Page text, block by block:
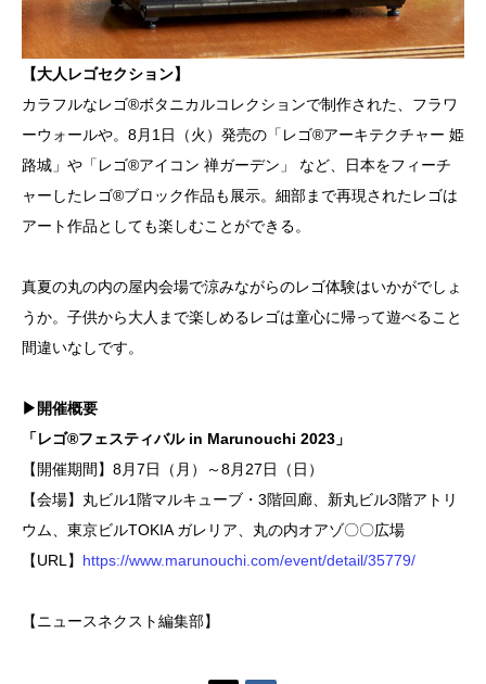
【大人レゴセクション】
カラフルなレゴ®ボタニカルコレクションで制作された、フラワ
ーウォールや。8月1日（火）発売の「レゴ®アーキテクチャー 姫
路城」や「レゴ®アイコン 禅ガーデン」 など、日本をフィーチ
ャーしたレゴ®ブロック作品も展示。細部まで再現されたレゴは
アート作品としても楽しむことができる。
真夏の丸の内の屋内会場で涼みながらのレゴ体験はいかがでしょ
うか。子供から大人まで楽しめるレゴは童心に帰って遊べること
間違いなしです。
▶開催概要
「レゴ®フェスティバル in Marunouchi 2023」
【開催期間】8月7日（月）～8月27日（日）
【会場】丸ビル1階マルキューブ・3階回廊、新丸ビル3階アトリ
ウム、東京ビルTOKIA ガレリア、丸の内オアゾ〇〇広場
【URL】 https://www.marunouchi.com/event/detail/35779/
【ニュースネクスト編集部】